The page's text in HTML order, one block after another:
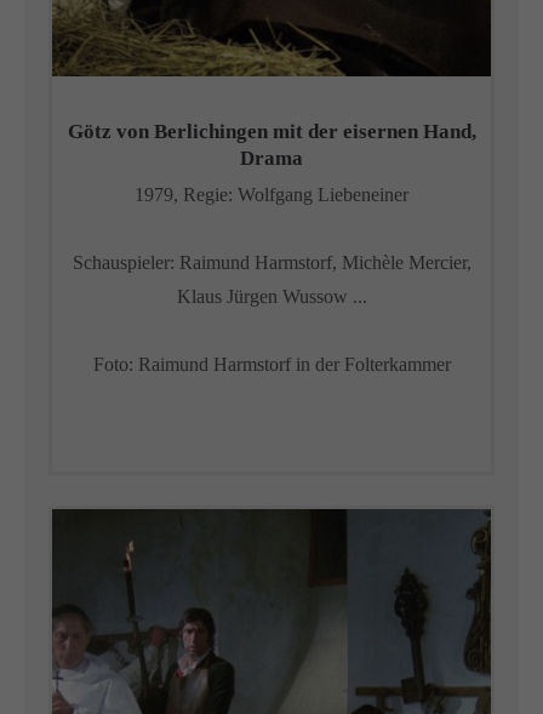
Götz von Berlichingen mit der eisernen Hand,
Drama
1979, Regie: Wolfgang Liebeneiner
Schauspieler: Raimund Harmstorf, Michèle Mercier,
Klaus Jürgen Wussow ...
Foto: Raimund Harmstorf in der Folterkammer